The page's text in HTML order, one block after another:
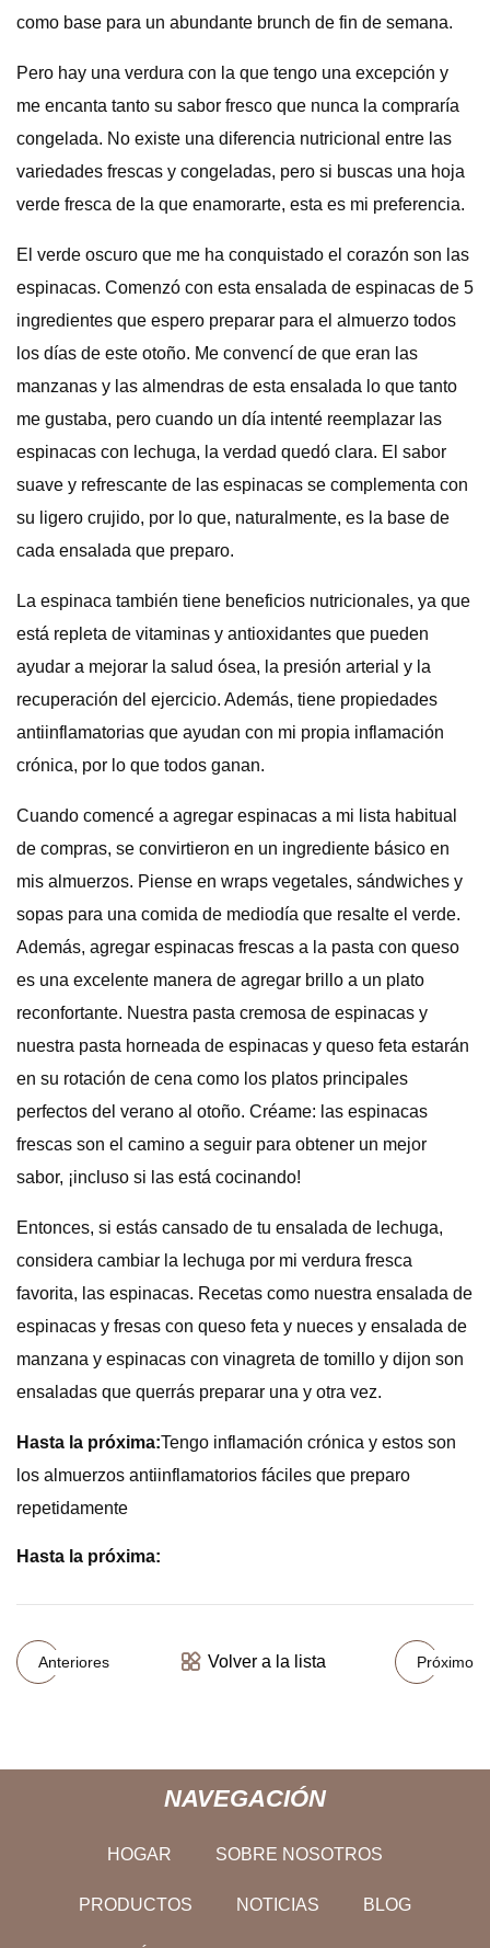
como base para un abundante brunch de fin de semana.
Pero hay una verdura con la que tengo una excepción y
me encanta tanto su sabor fresco que nunca la compraría
congelada. No existe una diferencia nutricional entre las
variedades frescas y congeladas, pero si buscas una hoja
verde fresca de la que enamorarte, esta es mi preferencia.
El verde oscuro que me ha conquistado el corazón son las
espinacas. Comenzó con esta ensalada de espinacas de 5
ingredientes que espero preparar para el almuerzo todos
los días de este otoño. Me convencí de que eran las
manzanas y las almendras de esta ensalada lo que tanto
me gustaba, pero cuando un día intenté reemplazar las
espinacas con lechuga, la verdad quedó clara. El sabor
suave y refrescante de las espinacas se complementa con
su ligero crujido, por lo que, naturalmente, es la base de
cada ensalada que preparo.
La espinaca también tiene beneficios nutricionales, ya que
está repleta de vitaminas y antioxidantes que pueden
ayudar a mejorar la salud ósea, la presión arterial y la
recuperación del ejercicio. Además, tiene propiedades
antiinflamatorias que ayudan con mi propia inflamación
crónica, por lo que todos ganan.
Cuando comencé a agregar espinacas a mi lista habitual
de compras, se convirtieron en un ingrediente básico en
mis almuerzos. Piense en wraps vegetales, sándwiches y
sopas para una comida de mediodía que resalte el verde.
Además, agregar espinacas frescas a la pasta con queso
es una excelente manera de agregar brillo a un plato
reconfortante. Nuestra pasta cremosa de espinacas y
nuestra pasta horneada de espinacas y queso feta estarán
en su rotación de cena como los platos principales
perfectos del verano al otoño. Créame: las espinacas
frescas son el camino a seguir para obtener un mejor
sabor, ¡incluso si las está cocinando!
Entonces, si estás cansado de tu ensalada de lechuga,
considera cambiar la lechuga por mi verdura fresca
favorita, las espinacas. Recetas como nuestra ensalada de
espinacas y fresas con queso feta y nueces y ensalada de
manzana y espinacas con vinagreta de tomillo y dijon son
ensaladas que querrás preparar una y otra vez.
Hasta la próxima:Tengo inflamación crónica y estos son
los almuerzos antiinflamatorios fáciles que preparo
repetidamente
Hasta la próxima:
Anteriores Volver a la lista Próximo
NAVEGACIÓN
HOGAR SOBRE NOSOTROS
PRODUCTOS NOTICIAS BLOG